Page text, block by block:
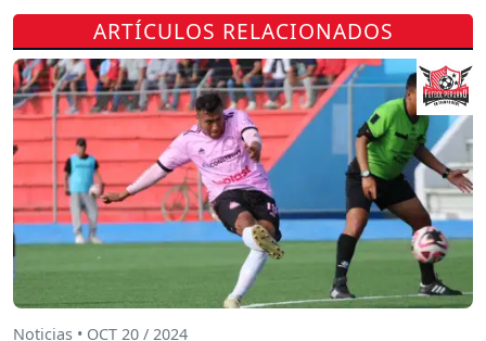
ARTÍCULOS RELACIONADOS
Noticias • OCT 20 / 2024